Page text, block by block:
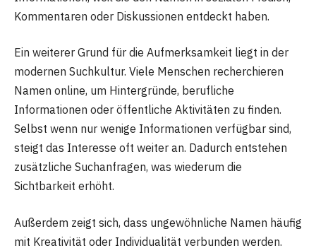
Kommentaren oder Diskussionen entdeckt haben.
Ein weiterer Grund für die Aufmerksamkeit liegt in der
modernen Suchkultur. Viele Menschen recherchieren
Namen online, um Hintergründe, berufliche
Informationen oder öffentliche Aktivitäten zu finden.
Selbst wenn nur wenige Informationen verfügbar sind,
steigt das Interesse oft weiter an. Dadurch entstehen
zusätzliche Suchanfragen, was wiederum die
Sichtbarkeit erhöht.
Außerdem zeigt sich, dass ungewöhnliche Namen häufig
mit Kreativität oder Individualität verbunden werden.